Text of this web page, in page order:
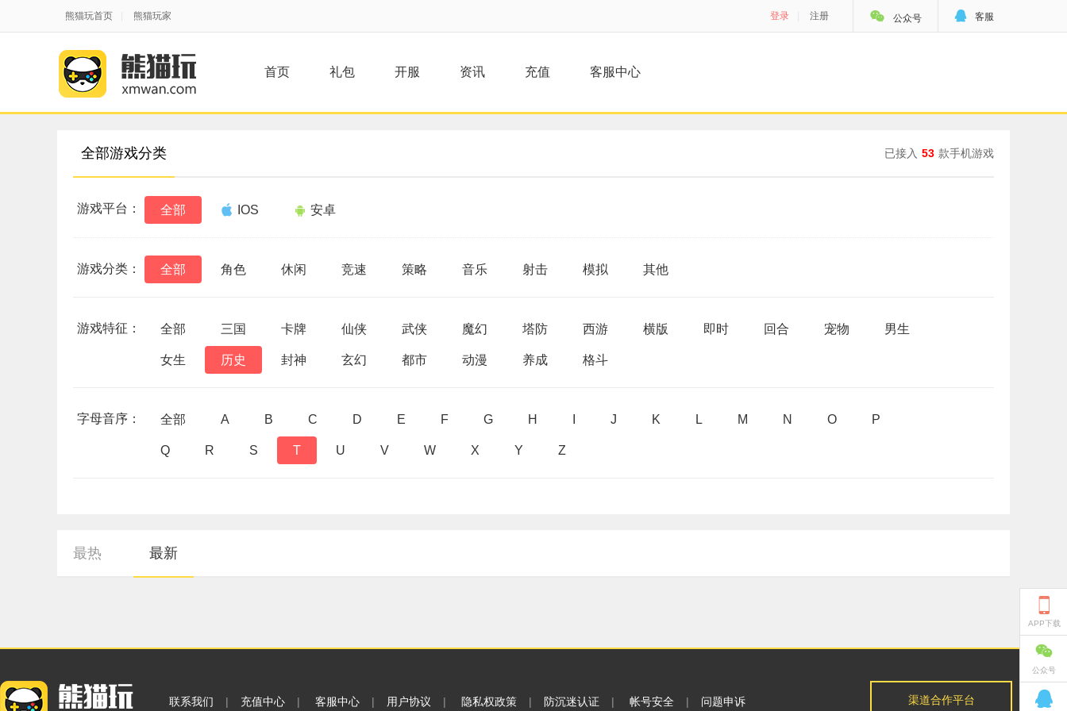
熊猫玩首页 熊猫玩家 登录 注册  公众号  客服
首页 礼包 开服 资讯 充值 客服中心
全部游戏分类 已接入 53 款手机游戏
游戏平台： 全部 IOS 安卓
游戏分类： 全部 角色 休闲 竞速 策略 音乐 射击 模拟 其他
游戏特征： 全部 三国 卡牌 仙侠 武侠 魔幻 塔防 西游 横版 即时 回合 宠物 男生
女生 历史 封神 玄幻 都市 动漫 养成 格斗
字母音序： 全部 A B C D E F G H J K L M N O P
Q R S T U V W X Y Z
最热 最新
联系我们 | 充值中心 | 客服中心 | 用户协议 | 隐私权政策 | 防沉迷认证 | 帐号安全 | 问题申诉 渠道合作平台

APP下载

公众号
